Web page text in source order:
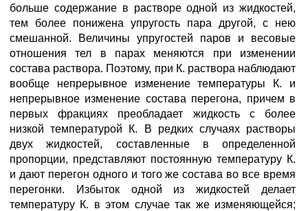
больше содержание в растворе одной из жидкостей,
тем более понижена упругость пара другой, с нею
смешанной. Величины упругостей паров и весовые
отношения тел в парах меняются при изменении
состава раствора. Поэтому, при К. раствора наблюдают
вообще непрерывное изменение температуры К. и
непрерывное изменение состава перегона, причем в
первых фракциях преобладает жидкость с более
низкой температурой К. В редких случаях растворы
двух жидкостей, составленные в определенной
пропорции, представляют постоянную температуру К.
и дают перегон одного и того же состава во все время
перегонки. Избыток одной из жидкостей делает
температуру К. в этом случае так же изменяющейся;